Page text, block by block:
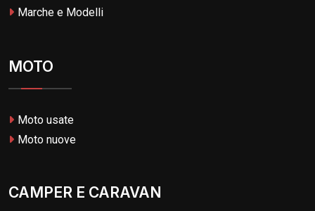
Marche e Modelli
MOTO
Moto usate
Moto nuove
CAMPER E CARAVAN